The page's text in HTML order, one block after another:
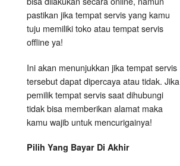
pastikan jika tempat servis yang kamu
tuju memiliki toko atau tempat servis
offline ya!
Ini akan menunjukkan jika tempat servis
tersebut dapat dipercaya atau tidak. Jika
pemilik tempat servis saat dihubungi
tidak bisa memberikan alamat maka
kamu wajib untuk mencurigainya!
Pilih Yang Bayar Di Akhir